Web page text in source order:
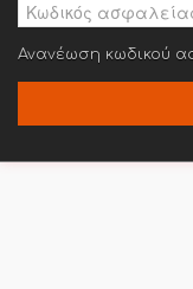
Ανανέωση κωδικού